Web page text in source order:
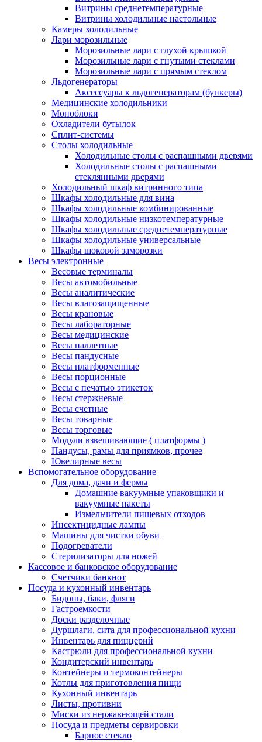
Витрины среднетемпературные
Витрины холодильные настольные
Камеры холодильные
Лари морозильные
Морозильные лари с глухой крышкой
Морозильные лари с гнутыми стеклами
Морозильные лари с прямым стеклом
Льдогенераторы
Аксессуары к льдогенераторам (бункеры)
Медицинские холодильники
Моноблоки
Охладители бутылок
Сплит-системы
Столы холодильные
Холодильные столы с распашными дверями
Холодильные столы с распашными
стеклянными дверями
Холодильный шкаф витринного типа
Шкафы холодильные для вина
Шкафы холодильные комбинированные
Шкафы холодильные низкотемпературные
Шкафы холодильные среднетемпературные
Шкафы холодильные универсальные
Шкафы шоковой заморозки
Весы электронные
Весовые терминалы
Весы автомобильные
Весы аналитические
Весы влагозащищенные
Весы крановые
Весы лабораторные
Весы медицинские
Весы паллетные
Весы пандусные
Весы платформенные
Весы порционные
Весы с печатью этикеток
Весы стержневые
Весы счетные
Весы товарные
Весы торговые
Модули взвешивающие ( платформы )
Пандусы, рамы для приямков, прочее
Ювелирные весы
Вспомогательное оборудование
Для дома, дачи и фермы
Домашние вакуумные упаковщики и
вакуумные пакеты
Измельчители пищевых отходов
Инсектицидные лампы
Машины для чистки обуви
Подогреватели
Стерилизаторы для ножей
Кассовое и банковское оборудование
Счетчики банкнот
Посуда и кухонный инвентарь
Бидоны, баки, фляги
Гастроемкости
Доски разделочные
Дуршлаги, сита для профессиональной кухни
Инвентарь для пиццерий
Кастрюли для профессиональной кухни
Кондитерский инвентарь
Контейнеры и термоконтейнеры
Котлы для приготовления пищи
Кухонный инвентарь
Листы, противни
Миски из нержавеющей стали
Посуда и предметы сервировки
Барное стекло